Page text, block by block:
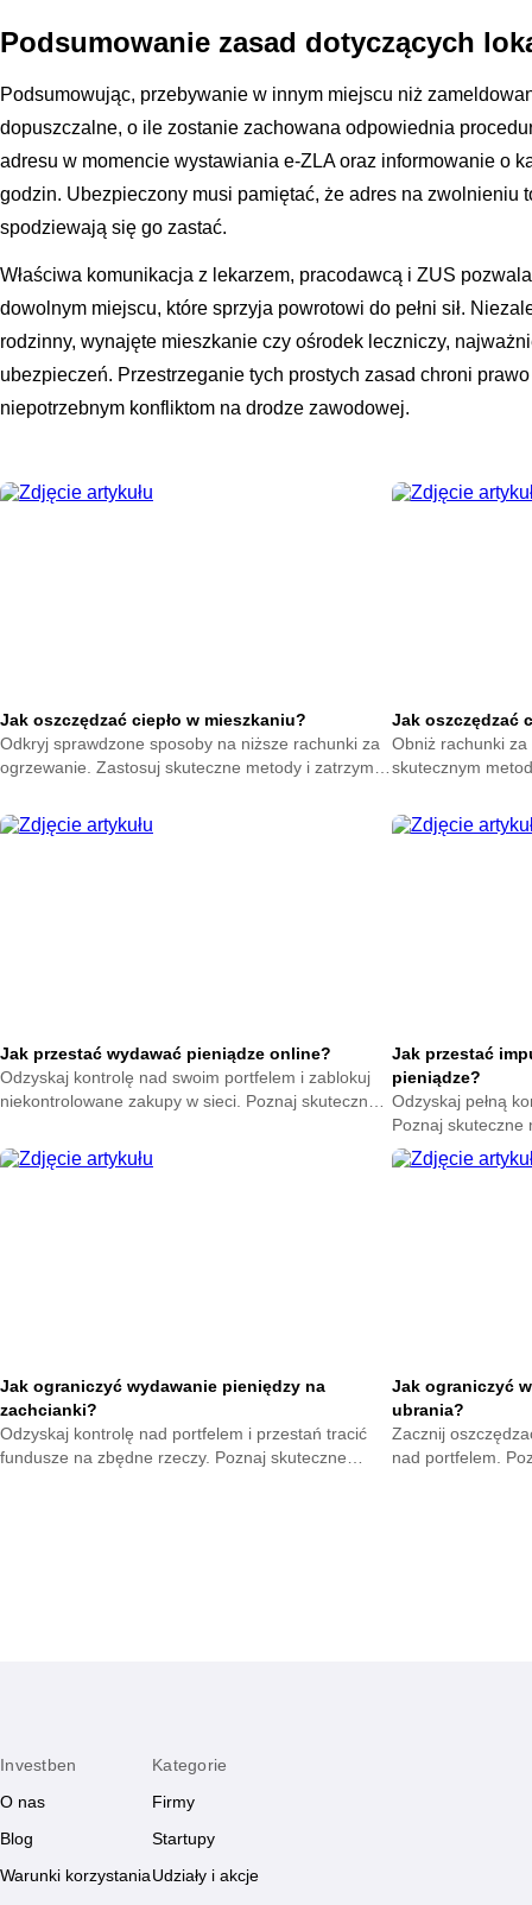
Podsumowanie zasad dotyczących
Podsumowując, przebywanie w innym miejscu niż
dopuszczalne, o ile zostanie zachowana odpowiednia
adresu w momencie wystawiania e-ZLA oraz informowanie o
godzin. Ubezpieczony musi pamiętać, że adres na zwolnieniu
spodziewają się go zastać.
Właściwa komunikacja z lekarzem, pracodawcą i ZUS
dowolnym miejscu, które sprzyja powrotowi do pełni sił.
rodzinny, wynajęte mieszkanie czy ośrodek leczniczy,
ubezpieczeń. Przestrzeganie tych prostych zasad chroni
niepotrzebnym konfliktom na drodze zawodowej.
Jak oszczędzać ciepło w mieszkaniu?
Odkryj sprawdzone sposoby na niższe rachunki za
ogrzewanie. Zastosuj skuteczne metody i zatrzymaj
Jak oszczędzać
Obniż rachunki
skutecznym
oszczędzać już
Jak przestać wydawać pieniądze online?
Odzyskaj kontrolę nad swoim portfelem i zablokuj
niekontrolowane zakupy w sieci. Poznaj skuteczne
przycisku kup teraz.
Jak przestać
pieniądze?
Odzyskaj pełną
Poznaj skuteczne
nagłych
oszczędności już
Jak ograniczyć wydawanie pieniędzy na
zachcianki?
Odzyskaj kontrolę nad portfelem i przestań tracić
fundusze na zbędne rzeczy. Poznaj skuteczne
Jak ograniczyć
ubrania?
Zacznij
nad portfelem.
Investben
O nas
Blog
Warunki korzystania
Kategorie
Firmy
Startupy
Udziały i akcje